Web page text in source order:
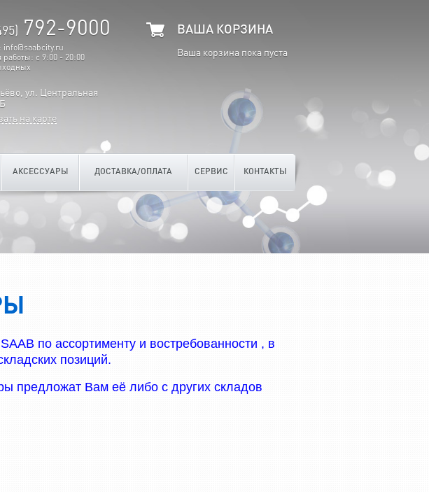
ВАША КОРЗИНА
Ваша корзина пока пуста
792-9000
info@saabcity.ru
работы: с 9:00 - 20:00
ул. Центральная
на карте
АКСЕССУАРЫ ДОСТАВКА/ОПЛАТА СЕРВИС КОНТАКТЫ
по ассортименту и востребованности , в
позиций.
предложат Вам её либо с других складов